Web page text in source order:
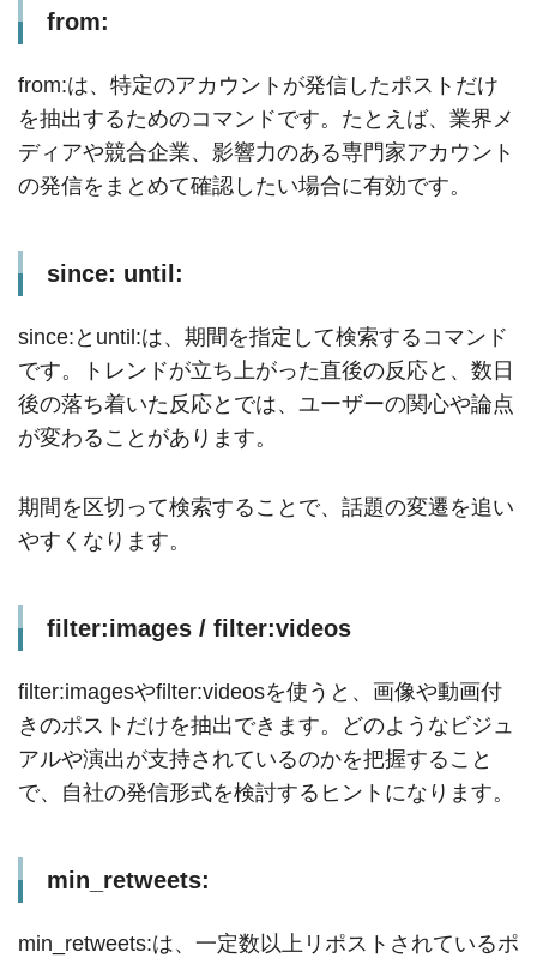
from:
from:は、特定のアカウントが発信したポストだけ
を抽出するためのコマンドです。たとえば、業界メ
ディアや競合企業、影響力のある専門家アカウント
の発信をまとめて確認したい場合に有効です。
since: until:
since:とuntil:は、期間を指定して検索するコマンド
です。トレンドが立ち上がった直後の反応と、数日
後の落ち着いた反応とでは、ユーザーの関心や論点
が変わることがあります。
期間を区切って検索することで、話題の変遷を追い
やすくなります。
filter:images / filter:videos
filter:imagesやfilter:videosを使うと、画像や動画付
きのポストだけを抽出できます。どのようなビジュ
アルや演出が支持されているのかを把握すること
で、自社の発信形式を検討するヒントになります。
min_retweets:
min_retweets:は、一定数以上リポストされているポ